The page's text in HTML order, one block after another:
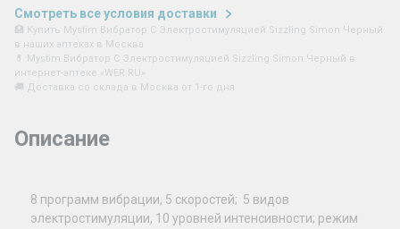
Смотреть все условия доставки
🏥 Купить Mystim Вибратор С Электростимуляцией Sizzling Simon Черный
в наших аптеках в Москва
💊 Mystim Вибратор С Электростимуляцией Sizzling Simon Черный в
интернет-аптеке «WER.RU»
🚚 Доставка со склада в Москва от 1-го дня
Описание
8 программ вибрации, 5 скоростей; 5 видов
электростимуляции, 10 уровней интенсивности; режим